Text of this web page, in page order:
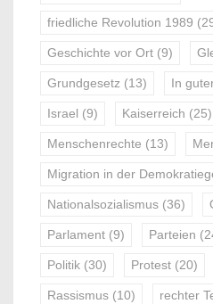
friedliche Revolution 1989
Geschichte vor Ort (9)
Grundgesetz (13) In
Israel (9) Kaiserreich (25)
Menschenrechte (13)
Migration in der
Nationalsozialismus (36)
Parlament (9) Parteien
Politik (30) Protest (20)
Rassismus (10) rechter